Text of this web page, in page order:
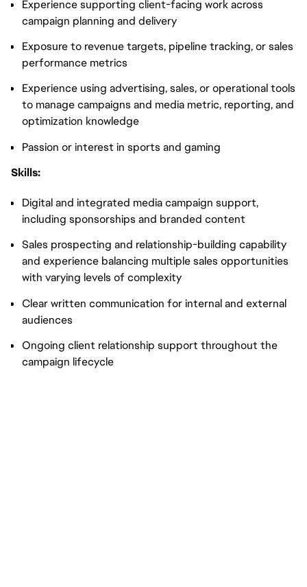
Experience supporting client-facing work across
campaign planning and delivery
Exposure to revenue targets, pipeline tracking, or sales
performance metrics
Experience using advertising, sales, or operational tools
to manage campaigns and media metric, reporting, and
optimization knowledge
Passion or interest in sports and gaming
Skills:
Digital and integrated media campaign support,
including sponsorships and branded content
Sales prospecting and relationship-building capability
and experience balancing multiple sales opportunities
with varying levels of complexity
Clear written communication for internal and external
audiences
Ongoing client relationship support throughout the
campaign lifecycle